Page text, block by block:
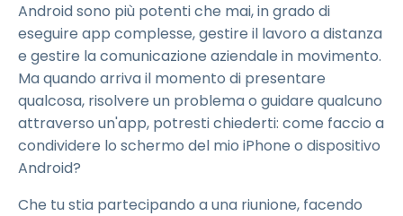
Android sono più potenti che mai, in grado di
eseguire app complesse, gestire il lavoro a distanza
e gestire la comunicazione aziendale in movimento.
Ma quando arriva il momento di presentare
qualcosa, risolvere un problema o guidare qualcuno
attraverso un'app, potresti chiederti: come faccio a
condividere lo schermo del mio iPhone o dispositivo
Android?
Che tu stia partecipando a una riunione, facendo